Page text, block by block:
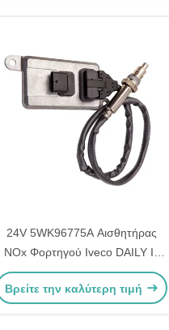
24V 5WK96775A Αισθητήρας
NOx Φορτηγού Iveco DAILY III
Box Body 5801754014
Βρείτε την καλύτερη τιμή